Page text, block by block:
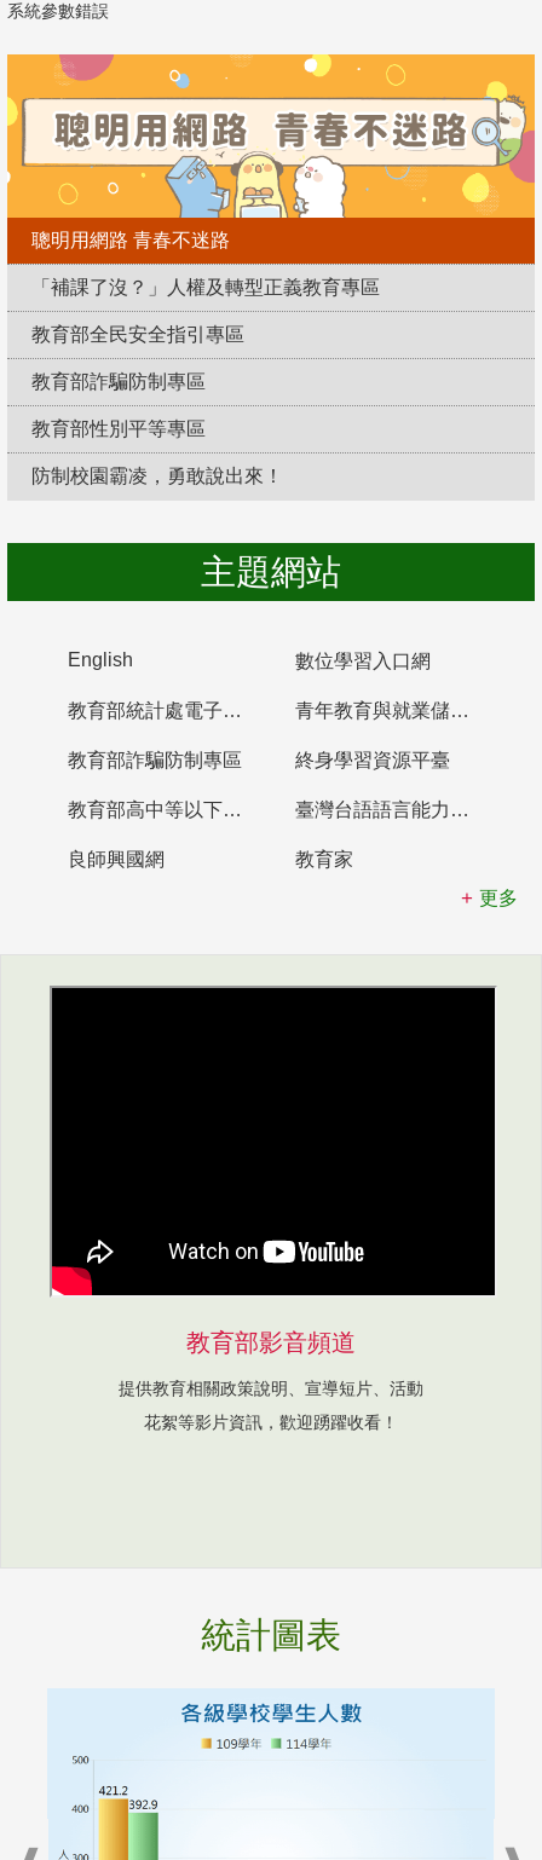
系統參數錯誤
聰明用網路 青春不迷路
「補課了沒？」人權及轉型正義教育專區
教育部全民安全指引專區
教育部詐騙防制專區
教育部性別平等專區
防制校園霸凌，勇敢說出來！
主題網站
English 數位學習入口網
教育部統計處電子書櫃 青年教育與就業儲蓄帳戶
教育部詐騙防制專區 終身學習資源平臺
教育部高中等以下學校及幼兒園教師資格檢定考試 臺灣台語語言能力認證網站
良師興國網
教育家
更多
教育部影音頻道
提供教育相關政策說明、宣導短片、活動
花絮等影片資訊，歡迎踴躍收看！
統計圖表